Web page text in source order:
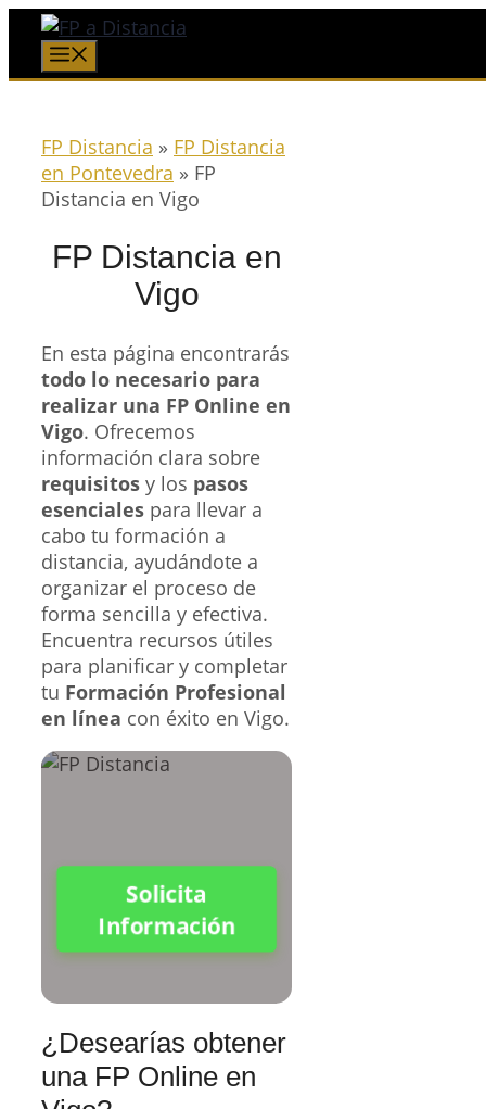
Saltar
contenido
FP Distancia » FP Distancia
en Pontevedra » FP
Distancia en Vigo
FP Distancia en
Vigo
En esta página encontrarás
todo lo necesario para
realizar una FP Online en
Vigo. Ofrecemos
información clara sobre
requisitos y los pasos
esenciales para llevar a
cabo tu formación a
distancia, ayudándote a
organizar el proceso de
forma sencilla y efectiva.
Encuentra recursos útiles
para planificar y completar
tu Formación Profesional
en línea con éxito en Vigo.
Solicita
Información
¿Desearías obtener
una FP Online en